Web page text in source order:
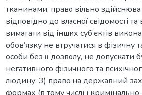
тканинами, право вільно
відповідно до власної свідомості та
вимагати від інших суб’єктів
обов’язку не втручатися в фізичну
особи без її дозволу, не допускати
негативного фізичного та
людину; 3) право на державний
формах (в тому числі і